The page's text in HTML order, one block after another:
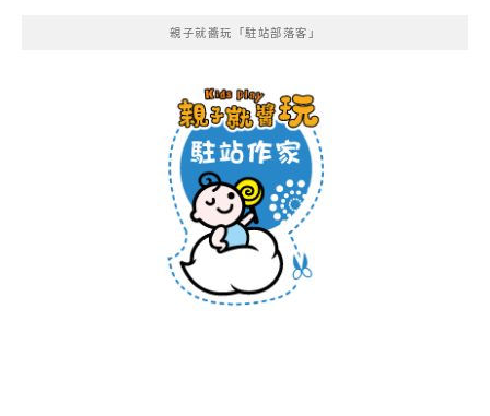
親子就醬玩「駐站部落客」